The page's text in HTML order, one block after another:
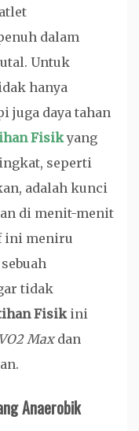
dalam
Untuk
hanya
juga daya tahan
Fisikyang
seperti
adalah kunci
di menit-menit
meniru
tidak
Fisikini
VO2 Maxdan
Anaerobik